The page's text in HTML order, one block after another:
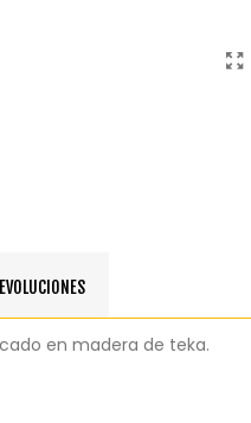
en madera de teka.